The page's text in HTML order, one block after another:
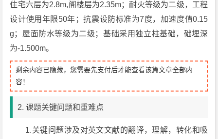
住宅六层为2.8m,阁楼层为2.35m；耐火等级为二级，工程
设计使用年限50年；抗震设防标准为7度，加速度值0.15
g；屋面防水等级为二级；基础采用独立柱基础，础埋深
为-1.500m。
剩余内容已隐藏，您需要先支付后才能查看该篇文章全部内
容！
2. 课题关键问题和重难点
1.关键问题涉及对英文文献的翻译，理解，转化和吸